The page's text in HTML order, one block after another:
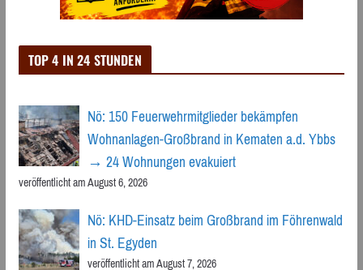
TOP 4 IN 24 STUNDEN
Nö: 150 Feuerwehrmitglieder bekämpfen
Wohnanlagen-Großbrand in Kematen a.d. Ybbs
→ 24 Wohnungen evakuiert
veröffentlicht am August 6, 2026
Nö: KHD-Einsatz beim Großbrand im Föhrenwald
in St. Egyden
veröffentlicht am August 7, 2026